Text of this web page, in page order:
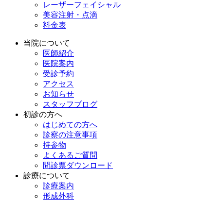
レーザーフェイシャル
美容注射・点滴
料金表
当院について
医師紹介
医院案内
受診予約
アクセス
お知らせ
スタッフブログ
初診の方へ
はじめての方へ
診察の注意事項
持参物
よくあるご質問
問診票ダウンロード
診療について
診療案内
形成外科